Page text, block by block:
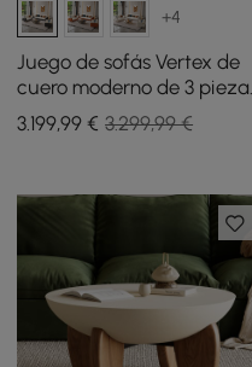
+4
Juego de sofás Vertex de
cuero moderno de 3 piezas
para sala
3.199,99 € 3.299,99 €